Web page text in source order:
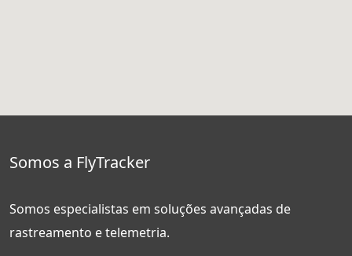
Somos a FlyTracker
Somos especialistas em soluções avançadas de
rastreamento e telemetria.